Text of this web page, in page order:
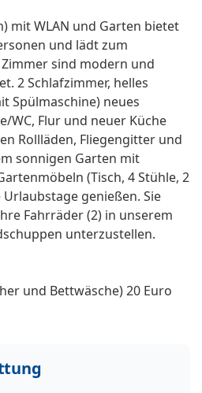
mit WLAN und Garten bietet
und lädt zum
sind modern und
2 Schlafzimmer, helles
Spülmaschine) neues
WC, Flur und neuer Küche
Rollläden, Fliegengitter und
sonnigen Garten mit
(Tisch, 4 Stühle, 2
genießen. Sie
Fahrräder (2) in unserem
unterzustellen.
und Bettwäsche) 20 Euro